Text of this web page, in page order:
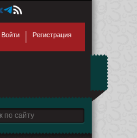
Войти Регистрация